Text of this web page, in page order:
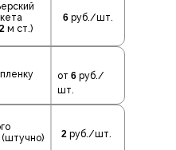
2 м ст.)
6 руб./шт.
от 6 руб./
шт.
2 руб./шт.
(штучно)